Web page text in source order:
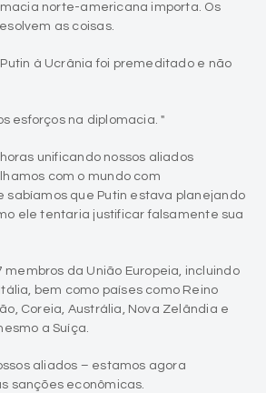
norte-americana importa. Os
as coisas.
à Ucrânia foi premeditado e não
esforços na diplomacia. "
unificando nossos aliados
com o mundo com
sabíamos que Putin estava planejando
ele tentaria justificar falsamente sua
da União Europeia, incluindo
bem como países como Reino
Coreia, Austrália, Nova Zelândia e
a Suíça.
aliados – estamos agora
sanções econômicas.